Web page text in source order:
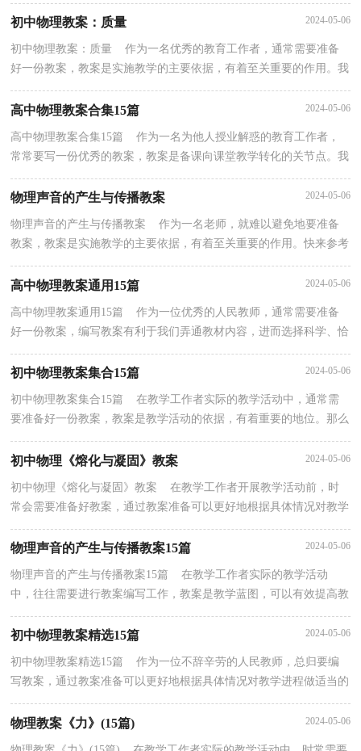
初中物理教案：质量 2024-05-06
初中物理教案：质量 作为一名优秀的教育工作者，通常需要准备
好一份教案，教案是实施教学的主要依据，有着至关重要的作用。我
们该怎么去写教案呢？下面是小编为大家整理的初中物理...
高中物理教案合集15篇 2024-05-06
高中物理教案合集15篇 作为一名为他人授业解惑的教育工作者，
常常要写一份优秀的教案，教案是备课向课堂教学转化的关节点。我
物理声音的产生与传播教案 2024-05-06
物理声音的产生与传播教案 作为一名老师，就难以避免地要准备
教案，教案是实施教学的主要依据，有着至关重要的作用。快来参考
教案是怎么写的吧！以下是小编为大家收集的物理声音...
高中物理教案通用15篇 2024-05-06
高中物理教案通用15篇 作为一位优秀的人民教师，通常需要准备
好一份教案，编写教案有利于我们弄通教材内容，进而选择科学、恰
初中物理教案集合15篇 2024-05-06
初中物理教案集合15篇 在教学工作者实际的教学活动中，通常需
要准备好一份教案，教案是教学活动的依据，有着重要的地位。那么
大家知道正规的教案是怎么写的吗？以下是小编为大家...
初中物理《熔化与凝固》教案 2024-05-06
初中物理《熔化与凝固》教案 在教学工作者开展教学活动前，时
常会需要准备好教案，通过教案准备可以更好地根据具体情况对教学
物理声音的产生与传播教案15篇 2024-05-06
物理声音的产生与传播教案15篇 在教学工作者实际的教学活动
中，往往需要进行教案编写工作，教案是教学蓝图，可以有效提高教
学效率。教案应该怎么写才好呢？以下是小编精心整理的...
初中物理教案精选15篇 2024-05-06
初中物理教案精选15篇 作为一位不辞辛劳的人民教师，总归要编
写教案，通过教案准备可以更好地根据具体情况对教学进程做适当的
必要的调整。教案应该怎么写呢？以下是小编为大家...
物理教案《力》(15篇) 2024-05-06